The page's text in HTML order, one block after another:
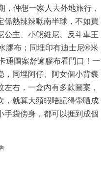
仲想一家人去外地旅行，
係熱辣辣嘅南半球，不如買
公主、小熊維尼、反斗車王
膠布；同埋印有迪士尼®米
通圖案舒適膠布看門口！一
，同埋阿仔、阿女個小背囊
右，一盒內有多款圖案，
，就算大頭蝦唔記得帶哂成
手袋傍身，都可以捱到成個